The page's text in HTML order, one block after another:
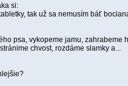
si:
tak už sa nemusím báť
psa, vykopeme jamu, zahrabeme
chvost, rozdáme slamky a...